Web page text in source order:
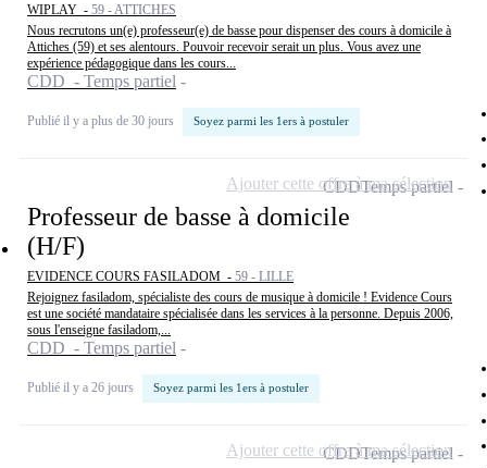
WIPLAY - 59 - ATTICHES
Nous recrutons un(e) professeur(e) de basse pour dispenser des cours à domicile à
Attiches (59) et ses alentours. Pouvoir recevoir serait un plus. Vous avez une
expérience pédagogique dans les cours...
CDD - Temps partiel
Publié il y a plus de 30 jours Soyez parmi les 1ers à postuler
Professeur de basse à domicile
(H/F)
EVIDENCE COURS FASILADOM - 59 - LILLE
Rejoignez fasiladom, spécialiste des cours de musique à domicile ! Evidence Cours
est une société mandataire spécialisée dans les services à la personne. Depuis 2006,
sous l'enseigne fasiladom,...
CDD - Temps partiel
Publié il y a 26 jours Soyez parmi les 1ers à postuler
CDDTemps partiel
Ajouter cette offre à ma sélection
CDDTemps partiel
Ajouter cette offre à ma sélection